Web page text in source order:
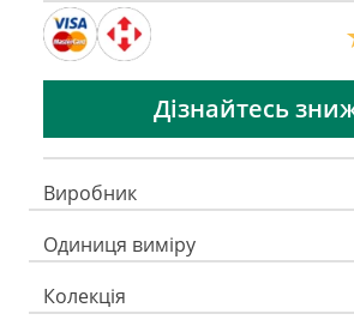
Дізнайтесь
Виробник
Одиниця виміру
Колекція